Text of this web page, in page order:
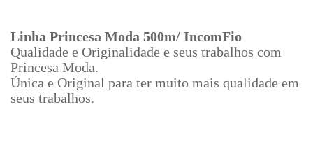
Linha Princesa Moda 500m/ IncomFio
Qualidade e Originalidade e seus trabalhos com
Princesa Moda.
Única e Original para ter muito mais qualidade em
seus trabalhos.